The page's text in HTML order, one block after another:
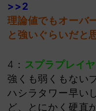
>>2
理論値でもオーバ
と強いぐらいだと
4： スプラプレイ
強くも弱くもない
ハシラタワー早い
ど、とにかく硬直